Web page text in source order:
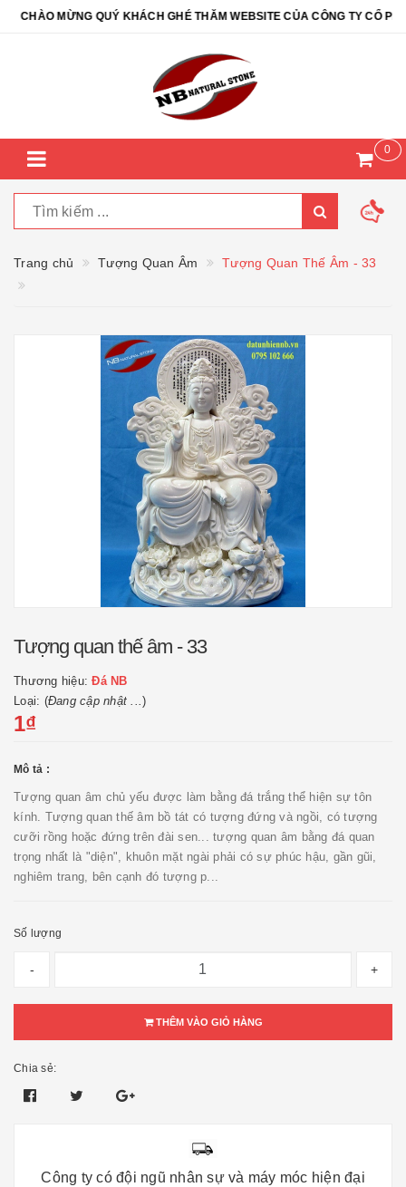
CHÀO MỪNG QUÝ KHÁCH GHÉ THĂM WEBSITE CỦA CÔNG TY CỔ
0
Trang chủ Tượng Quan Âm Tượng Quan Thế Âm - 33
Tượng quan thế âm - 33
Thương hiệu:Đá NB
Loại: (Đang cập nhật ...)
1₫
Mô tả :
Tượng quan âm chủ yếu được làm bằng đá trắng thể hiện sự tôn
kính. Tượng quan thế âm bồ tát có tượng đứng và ngồi, có tượng
cưỡi rồng hoặc đứng trên đài sen... tượng quan âm bằng đá quan
trọng nhất là "diện", khuôn mặt ngài phải có sự phúc hậu, gần gũi,
nghiêm trang, bên cạnh đó tượng p...
Số lượng
- +
THÊM VÀO GIỎ HÀNG
Chia sẻ:
Công ty có đội ngũ nhân sự và máy móc hiện đại